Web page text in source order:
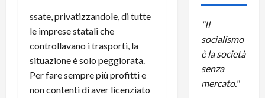
ssate, privatizzandole, di tutte
le imprese statali che
controllavano i trasporti, la
situazione è solo peggiorata.
Per fare sempre più profitti e
non contenti di aver licenziato
"Il
socialismo
è la società
senza
mercato."